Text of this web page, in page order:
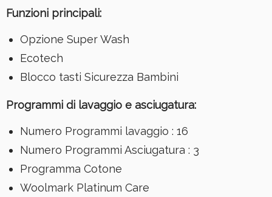
Funzioni principali:
Opzione Super Wash
Ecotech
Blocco tasti Sicurezza Bambini
Programmi di lavaggio e asciugatura:
Numero Programmi lavaggio : 16
Numero Programmi Asciugatura : 3
Programma Cotone
Woolmark Platinum Care